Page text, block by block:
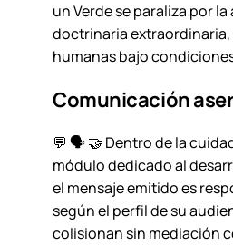
un Verde se paraliza por
doctrinaria
humanas bajo
Comunicación
💬 🗣️ 🤝 Dentro de la
módulo dedicado al
el mensaje emitido es
según el perfil de su
colisionan sin mediación